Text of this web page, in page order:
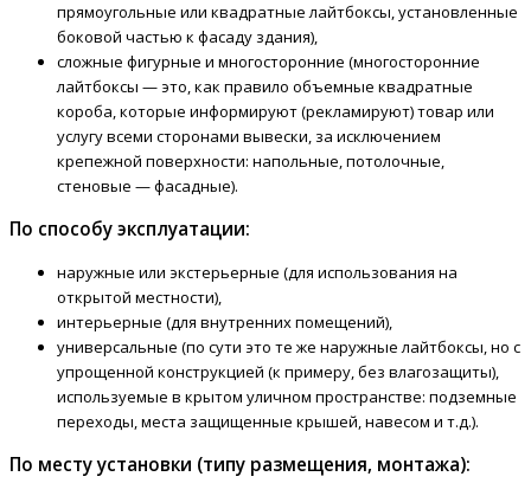
прямоугольные или квадратные лайтбоксы, установленные
боковой частью к фасаду здания),
сложные фигурные и многосторонние (многосторонние
лайтбоксы — это, как правило объемные квадратные
короба, которые информируют (рекламируют) товар или
услугу всеми сторонами вывески, за исключением
крепежной поверхности: напольные, потолочные,
стеновые — фасадные).
По способу эксплуатации:
наружные или экстерьерные (для использования на
открытой местности),
интерьерные (для внутренних помещений),
универсальные (по сути это те же наружные лайтбоксы, но с
упрощенной конструкцией (к примеру, без влагозащиты),
используемые в крытом уличном пространстве: подземные
переходы, места защищенные крышей, навесом и т.д.).
По месту установки (типу размещения, монтажа):